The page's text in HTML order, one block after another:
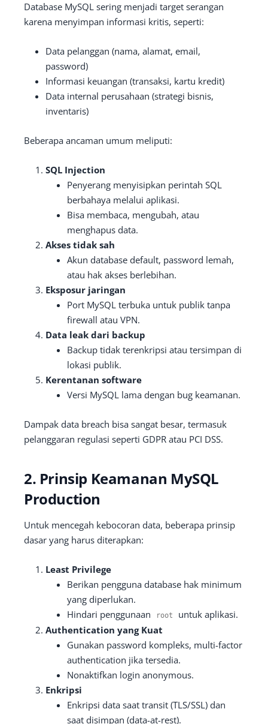
Database MySQL sering menjadi target serangan
karena menyimpan informasi kritis, seperti:
Data pelanggan (nama, alamat, email,
password)
Informasi keuangan (transaksi, kartu kredit)
Data internal perusahaan (strategi bisnis,
inventaris)
Beberapa ancaman umum meliputi:
SQL Injection
Penyerang menyisipkan perintah SQL
berbahaya melalui aplikasi.
Bisa membaca, mengubah, atau
menghapus data.
Akses tidak sah
Akun database default, password lemah,
atau hak akses berlebihan.
Eksposur jaringan
Port MySQL terbuka untuk publik tanpa
firewall atau VPN.
Data leak dari backup
Backup tidak terenkripsi atau tersimpan di
lokasi publik.
Kerentanan software
Versi MySQL lama dengan bug keamanan.
Dampak data breach bisa sangat besar, termasuk
pelanggaran regulasi seperti GDPR atau PCI DSS.
2. Prinsip Keamanan MySQL
Production
Untuk mencegah kebocoran data, beberapa prinsip
dasar yang harus diterapkan:
Least Privilege
Berikan pengguna database hak minimum
yang diperlukan.
Hindari penggunaan
root
untuk aplikasi.
Authentication yang Kuat
Gunakan password kompleks, multi-factor
authentication jika tersedia.
Nonaktifkan login anonymous.
Enkripsi
Enkripsi data saat transit (TLS/SSL) dan
saat disimpan (data-at-rest).